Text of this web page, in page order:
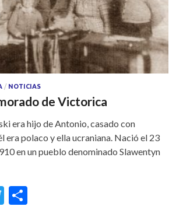
/ NOTICIAS
de Victorica
era hijo de Antonio, casado con
era polaco y ella ucraniana. Nació el 23
en un pueblo denominado Slawentyn
T